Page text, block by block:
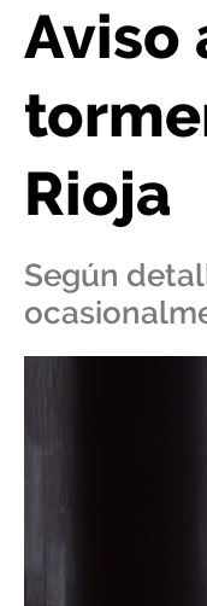
Aviso
Rioja
Según